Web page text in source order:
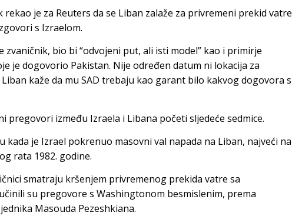
je za Reuters da se Liban zalaže za privremeni prekid vatre
s Izraelom.
zvaničnik, bio bi “odvojeni put, ali isti model” kao i primirje
je dogovorio Pakistan. Nije određen datum ni lokacija za
kaže da mu SAD trebaju kao garant bilo kakvog dogovora s
pregovori između Izraela i Libana početi sljedeće sedmice.
kada je Izrael pokrenuo masovni val napada na Liban, najveći na
rata 1982. godine.
smatraju kršenjem privremenog prekida vatre sa
su pregovore s Washingtonom besmislenim, prema
Masouda Pezeshkiana.